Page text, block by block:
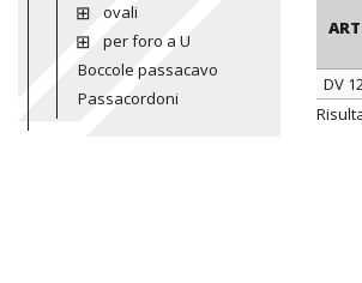
ovali
per foro a U
Boccole passacavo
Passacordoni
DV